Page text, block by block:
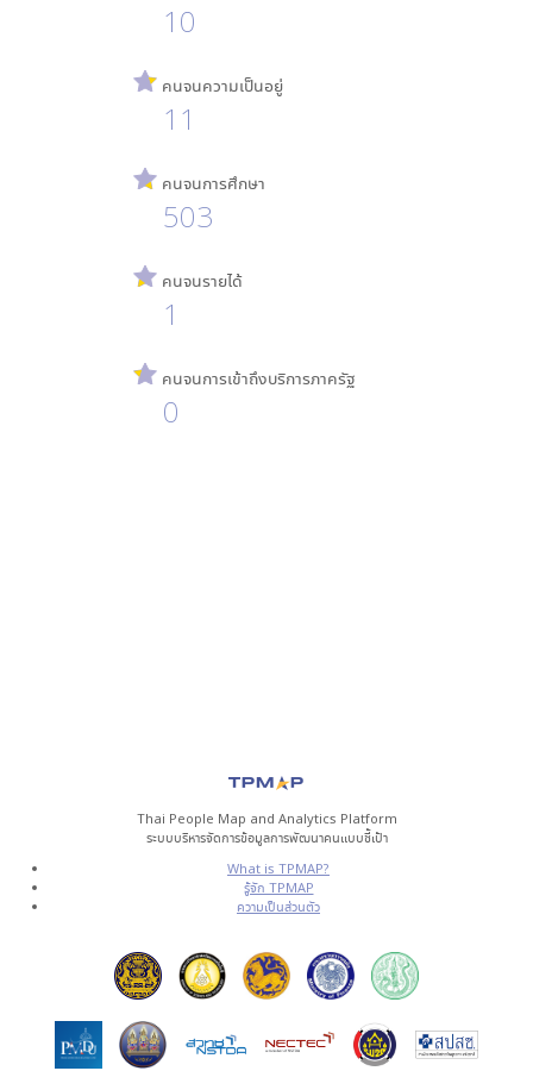
10
คนจนความเป็นอยู่
11
คนจนการศึกษา
503
คนจนรายได้
1
คนจนการเข้าถึงบริการภาครัฐ
0
Thai People Map and Analytics Platform
ระบบบริหารจัดการข้อมูลการพัฒนาคนแบบชี้เป้า
What is TPMAP?
รู้จัก TPMAP
ความเป็นส่วนตัว